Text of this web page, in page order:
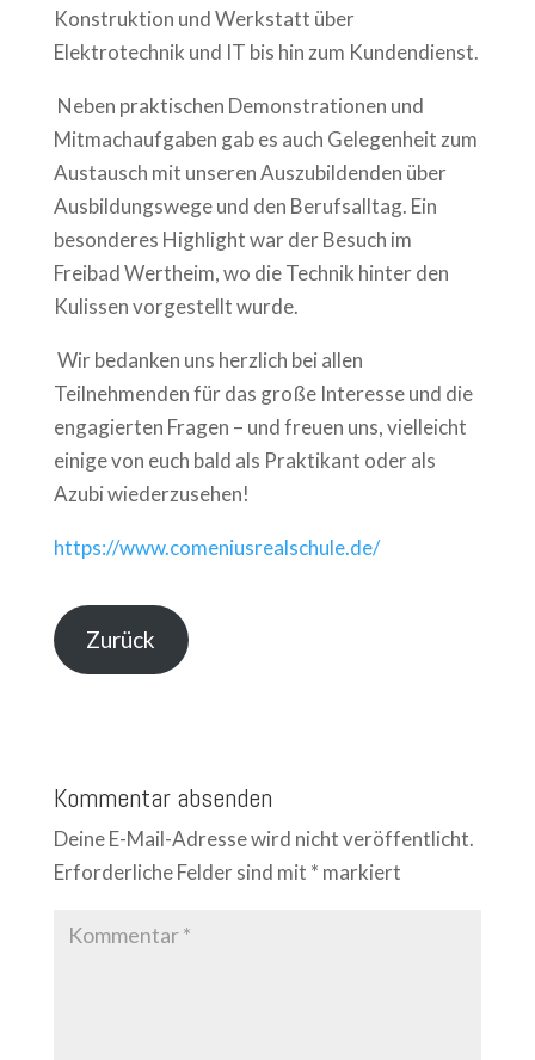
Konstruktion und Werkstatt über
Elektrotechnik und IT bis hin zum Kundendienst.
Neben praktischen Demonstrationen und
Mitmachaufgaben gab es auch Gelegenheit zum
Austausch mit unseren Auszubildenden über
Ausbildungswege und den Berufsalltag. Ein
besonderes Highlight war der Besuch im
Freibad Wertheim, wo die Technik hinter den
Kulissen vorgestellt wurde.
Wir bedanken uns herzlich bei allen
Teilnehmenden für das große Interesse und die
engagierten Fragen – und freuen uns, vielleicht
einige von euch bald als Praktikant oder als
Azubi wiederzusehen!
https://www.comeniusrealschule.de/
Zurück
Kommentar absenden
Deine E-Mail-Adresse wird nicht veröffentlicht.
Erforderliche Felder sind mit * markiert